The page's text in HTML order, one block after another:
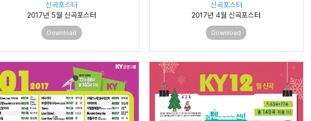
신곡포스터
2017년 5월 신곡포스터
Download
신곡포스터
2017년 4월 신곡포스터
Download